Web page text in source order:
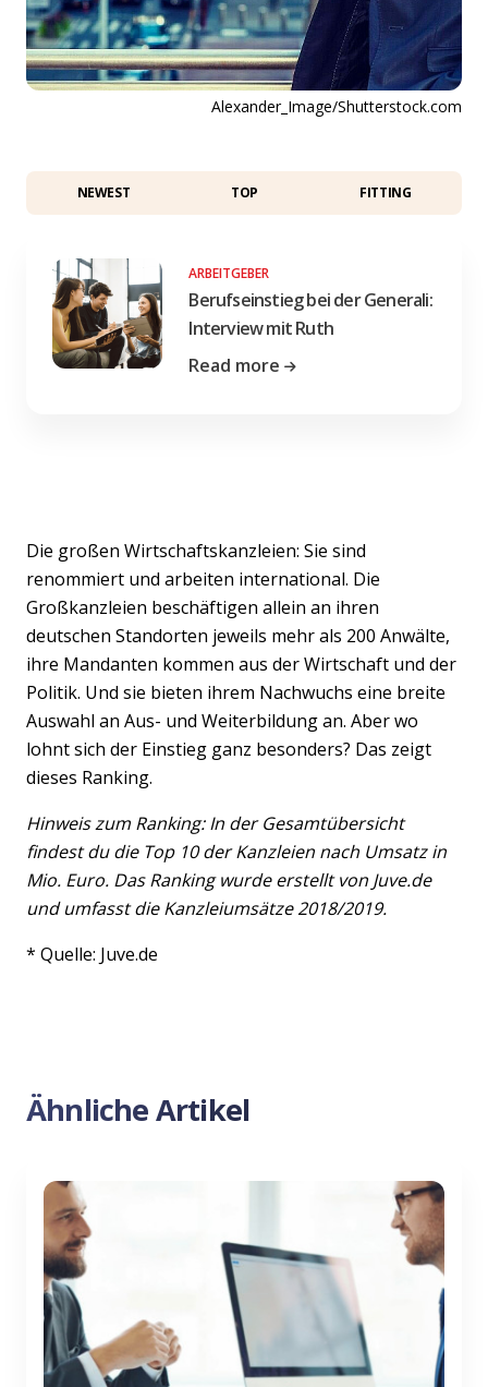
Alexander_Image/Shutterstock.com
NEWEST TOP FITTING
ARBEITGEBER
Berufseinstieg bei der Generali:
Interview mit Ruth
Read more
Die großen Wirtschaftskanzleien: Sie sind
renommiert und arbeiten international. Die
Großkanzleien beschäftigen allein an ihren
deutschen Standorten jeweils mehr als 200 Anwälte,
ihre Mandanten kommen aus der Wirtschaft und der
Politik. Und sie bieten ihrem Nachwuchs eine breite
Auswahl an Aus- und Weiterbildung an. Aber wo
lohnt sich der Einstieg ganz besonders? Das zeigt
dieses Ranking.
Hinweis zum Ranking: In der Gesamtübersicht
findest du die Top 10 der Kanzleien nach Umsatz in
Mio. Euro. Das Ranking wurde erstellt von Juve.de
und umfasst die Kanzleiumsätze 2018/2019.
* Quelle: Juve.de
Ähnliche Artikel